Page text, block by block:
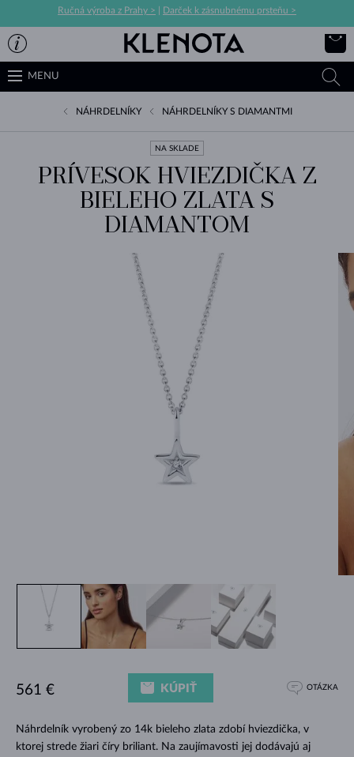
Ručná výroba z Prahy > Darček k zásnubnému prsteňu >
MENU
NÁHRDELNÍKY NÁHRDELNÍKY S DIAMANTMI
NA SKLADE
PRÍVESOK HVIEZDIČKA Z
BIELEHO ZLATA S
DIAMANTOM
Náhrdelník vyrobený zo 14k bieleho zlata zdobí hviezdička, v
ktorej strede žiari číry briliant. Na zaujímavosti jej dodávajú aj
561 € KÚPIŤ OTÁZKA